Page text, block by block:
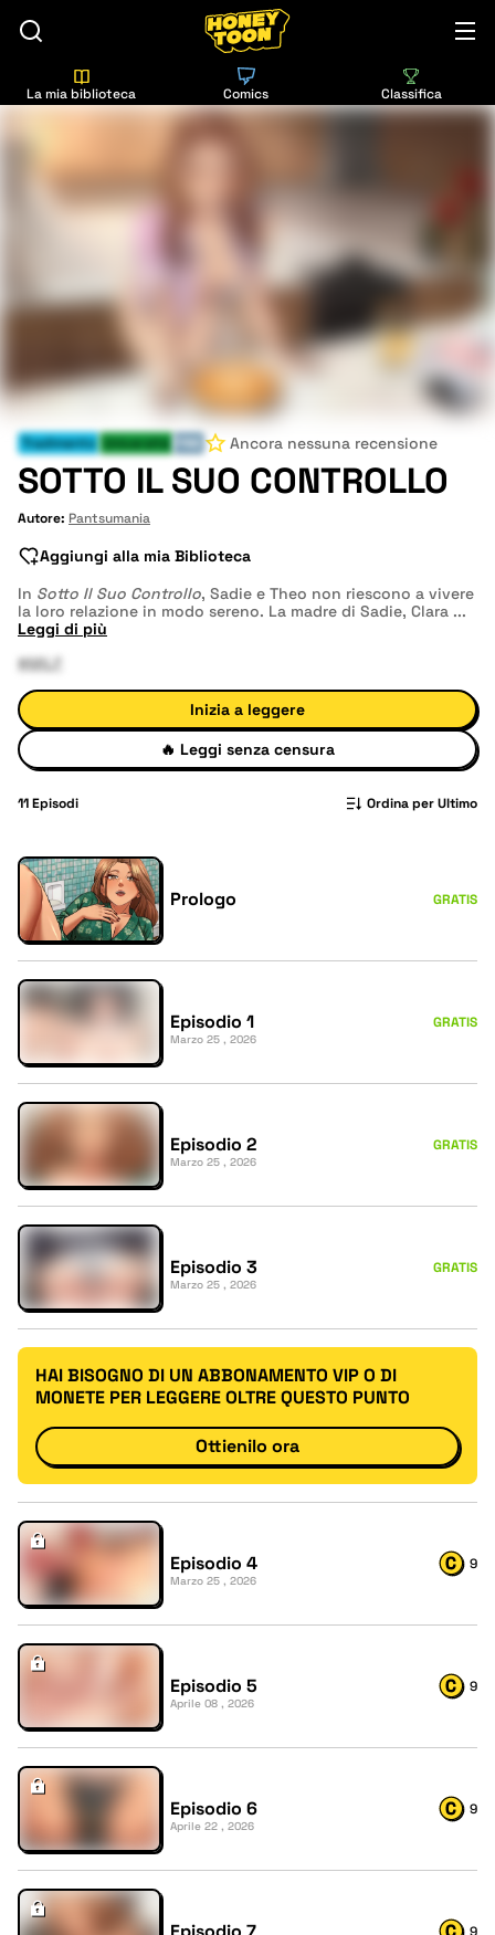
La mia biblioteca Comics Classifica
Tradimento Università Ancora nessuna recensione
SOTTO IL SUO CONTROLLO
Autore: Pantsumania
Aggiungi alla mia Biblioteca
In Sotto Il Suo Controllo, Sadie e Theo non riescono a vivere
la loro relazione in modo sereno. La madre di Sadie, Clara ...
Leggi di più
#MILF
Inizia a leggere
🔥 Leggi senza censura
11Episodi Ordina per Ultimo
Prologo GRATIS
Episodio 1
Marzo 25 , 2026
GRATIS
Episodio 2
Marzo 25 , 2026
GRATIS
Episodio 3
Marzo 25 , 2026
GRATIS
HAI BISOGNO DI UN ABBONAMENTO VIP O DI
MONETE PER LEGGERE OLTRE QUESTO PUNTO
Ottienilo ora
Episodio 4
Marzo 25 , 2026
9
Episodio 5
Aprile 08 , 2026
9
Episodio 6
Aprile 22 , 2026
9